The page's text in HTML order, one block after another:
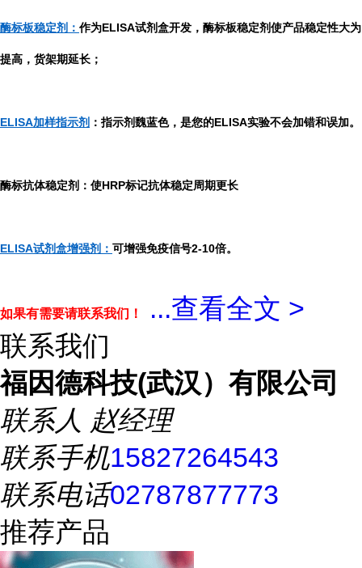
酶标板稳定剂： 作为ELISA试剂盒开发，酶标板稳定剂使产品稳定性大为
提高，货架期延长；
ELISA加样指示剂 ：指示剂魏蓝色，是您的ELISA实验不会加错和误加。
酶标抗体稳定剂：使HRP标记抗体稳定周期更长
ELISA试剂盒增强剂： 可增强免疫信号2-10倍。
如果有需要请联系我们！ ...查看全文 >
联系我们
福因德科技(武汉）有限公司
联系人 赵经理
联系手机15827264543
联系电话02787877773
推荐产品